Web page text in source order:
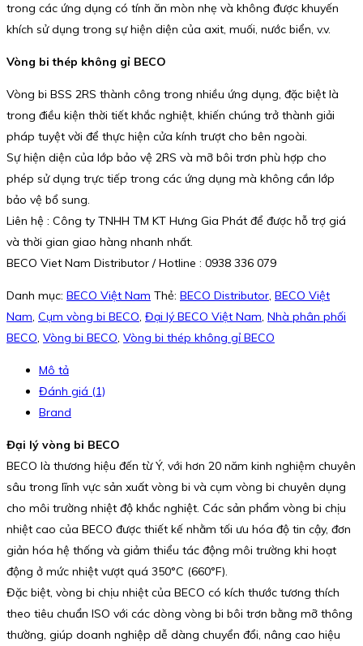
trong các ứng dụng có tính ăn mòn nhẹ và không được khuyến
khích sử dụng trong sự hiện diện của axit, muối, nước biển, v.v.
Vòng bi thép không gỉ BECO
Vòng bi BSS 2RS thành công trong nhiều ứng dụng, đặc biệt là
trong điều kiện thời tiết khắc nghiệt, khiến chúng trở thành giải
pháp tuyệt vời để thực hiện cửa kính trượt cho bên ngoài.
Sự hiện diện của lớp bảo vệ 2RS và mỡ bôi trơn phù hợp cho
phép sử dụng trực tiếp trong các ứng dụng mà không cần lớp
bảo vệ bổ sung.
Liên hệ : Công ty TNHH TM KT Hưng Gia Phát để được hỗ trợ giá
và thời gian giao hàng nhanh nhất.
BECO Viet Nam Distributor / Hotline : 0938 336 079
Danh mục: BECO Việt Nam Thẻ: BECO Distributor BECO Việt
Nam Cụm vòng bi BECO Đại lý BECO Việt Nam Nhà phân phối
BECO Vòng bi BECO Vòng bi thép không gỉ BECO
Mô tả
Đánh giá (1)
Brand
Đại lý vòng bi BECO
BECO là thương hiệu đến từ Ý, với hơn 20 năm kinh nghiệm chuyên
sâu trong lĩnh vực sản xuất vòng bi và cụm vòng bi chuyên dụng
cho môi trường nhiệt độ khắc nghiệt. Các sản phẩm vòng bi chịu
nhiệt cao của BECO được thiết kế nhằm tối ưu hóa độ tin cậy, đơn
giản hóa hệ thống và giảm thiểu tác động môi trường khi hoạt
động ở mức nhiệt vượt quá 350°C (660°F).
Đặc biệt, vòng bi chịu nhiệt của BECO có kích thước tương thích
theo tiêu chuẩn ISO với các dòng vòng bi bôi trơn bằng mỡ thông
thường, giúp doanh nghiệp dễ dàng chuyển đổi, nâng cao hiệu